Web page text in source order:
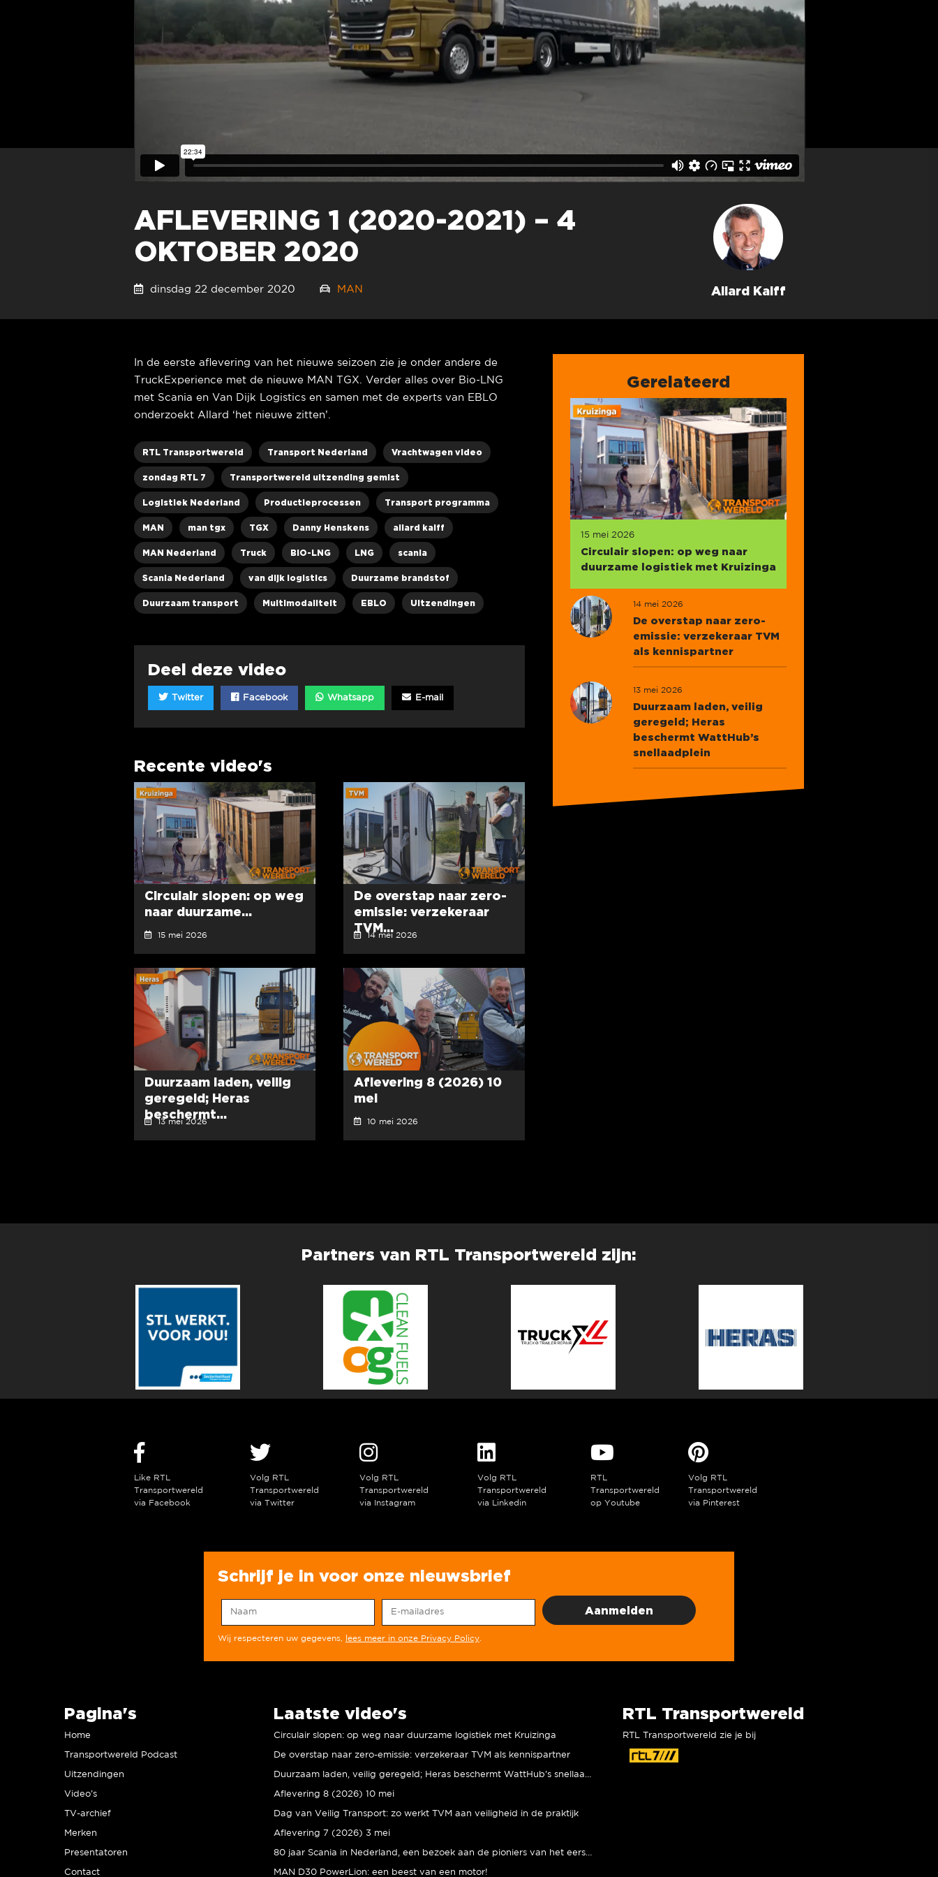
AFLEVERING 1 (2020-2021) – 4
OKTOBER 2020
dinsdag 22 december 2020 MAN Allard Kalff
In de eerste aflevering van het nieuwe seizoen zie je onder andere de
TruckExperience met de nieuwe MAN TGX. Verder alles over Bio-LNG
met Scania en Van Dijk Logistics en samen met de experts van EBLO
onderzoekt Allard ‘het nieuwe zitten’.
RTL Transportwereld Transport Nederland Vrachtwagen video
zondag RTL 7 Transportwereld uitzending gemist
Logistiek Nederland Productieprocessen Transport programma
MAN man tgx TGX Danny Henskens allard kalff
MAN Nederland Truck BIO-LNG LNG scania
Scania Nederland van dijk logistics Duurzame brandstof
Duurzaam transport Multimodaliteit EBLO Uitzendingen
Deel deze video
Twitter Facebook Whatsapp E-mail
Recente video's
Circulair slopen: op weg
naar duurzame...
15 mei 2026
De overstap naar zero-
emissie: verzekeraar
TVM...
14 mei 2026
Duurzaam laden, veilig
geregeld; Heras
beschermt...
13 mei 2026
Aflevering 8 (2026) 10
mei
10 mei 2026
Gerelateerd
15 mei 2026
Circulair slopen: op weg naar
duurzame logistiek met Kruizinga
14 mei 2026
De overstap naar zero-
emissie: verzekeraar TVM
als kennispartner
13 mei 2026
Duurzaam laden, veilig
geregeld; Heras
beschermt WattHub’s
snellaadplein
Partners van RTL Transportwereld zijn:
Like RTL
Transportwereld
via Facebook
Volg RTL
Transportwereld
via Twitter
Volg RTL
Transportwereld
via Instagram
Volg RTL
Transportwereld
via Linkedin
RTL
Transportwereld
op Youtube
Volg RTL
Transportwereld
via Pinterest
Schrijf je in voor onze nieuwsbrief
Wij respecteren uw gegevens, lees meer in onze Privacy Policy
Pagina's
Home
Transportwereld Podcast
Uitzendingen
Video’s
TV-archief
Merken
Presentatoren
Contact
Laatste video's
Circulair slopen: op weg naar duurzame logistiek met Kruizinga
De overstap naar zero-emissie: verzekeraar TVM als kennispartner
Aflevering 8 (2026) 10 mei
Dag van Veilig Transport: zo werkt TVM aan veiligheid in de praktijk
Aflevering 7 (2026) 3 mei
MAN D30 PowerLion: een beest van een motor!
RTL Transportwereld
RTL Transportwereld zie je bij